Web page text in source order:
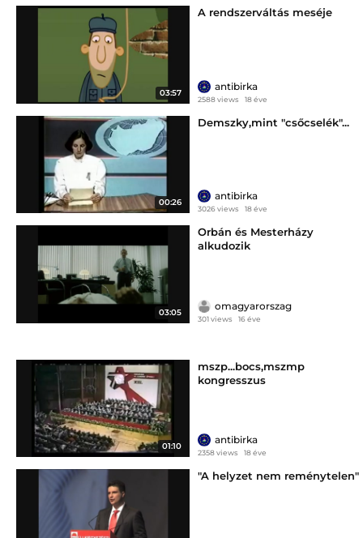
03:57
A rendszerváltás meséje
antibirka
2588 views 18 éve
00:26
Demszky,mint "csőcselék"...
antibirka
3026 views 18 éve
03:05
Orbán és Mesterházy
alkudozik
omagyarorszag
301 views 16 éve
01:10
mszp...bocs,mszmp
kongresszus
antibirka
2358 views 18 éve
"A helyzet nem reménytelen"